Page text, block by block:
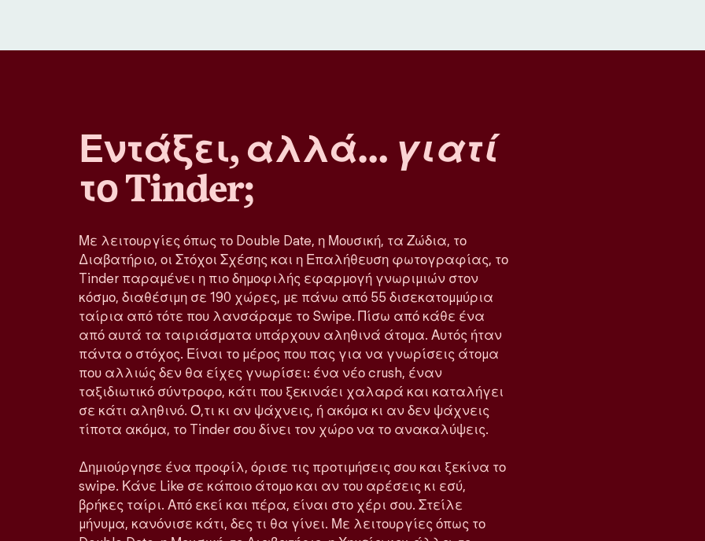
Εντάξει, αλλά…γιατί
το Tinder;
Με λειτουργίες όπως το Double Date, η Μουσική, τα Ζώδια, το
Διαβατήριο, οι Στόχοι Σχέσης και η Επαλήθευση φωτογραφίας, το
Tinder παραμένει η πιο δημοφιλής εφαρμογή γνωριμιών στον
κόσμο, διαθέσιμη σε 190 χώρες, με πάνω από 55 δισεκατομμύρια
ταίρια από τότε που λανσάραμε το Swipe. Πίσω από κάθε ένα
από αυτά τα ταιριάσματα υπάρχουν αληθινά άτομα. Αυτός ήταν
πάντα ο στόχος. Είναι το μέρος που πας για να γνωρίσεις άτομα
που αλλιώς δεν θα είχες γνωρίσει: ένα νέο crush, έναν
ταξιδιωτικό σύντροφο, κάτι που ξεκινάει χαλαρά και καταλήγει
σε κάτι αληθινό. Ό,τι κι αν ψάχνεις, ή ακόμα κι αν δεν ψάχνεις
τίποτα ακόμα, το Tinder σου δίνει τον χώρο να το ανακαλύψεις.
Δημιούργησε ένα προφίλ, όρισε τις προτιμήσεις σου και ξεκίνα το
swipe. Κάνε Like σε κάποιο άτομο και αν του αρέσεις κι εσύ,
βρήκες ταίρι. Από εκεί και πέρα, είναι στο χέρι σου. Στείλε
μήνυμα, κανόνισε κάτι, δες τι θα γίνει. Με λειτουργίες όπως το